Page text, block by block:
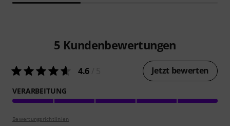
5 Kundenbewertungen
4.6 Jetzt bewerten
VERARBEITUNG
Bewertungsrichtlinien